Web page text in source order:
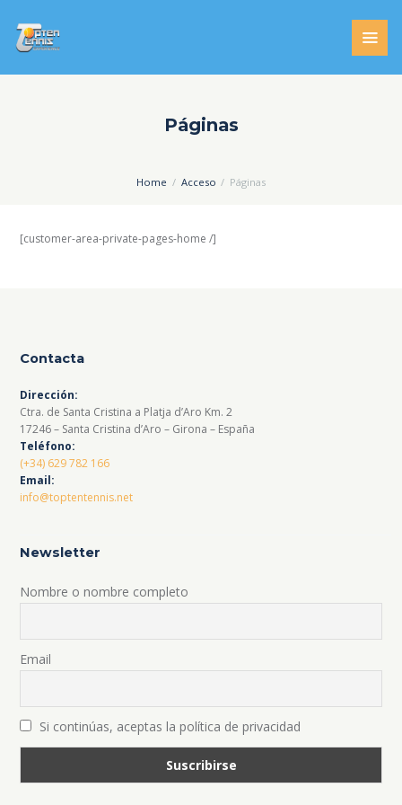
Páginas
Home Acceso Páginas
[customer-area-private-pages-home /]
Contacta
Dirección:
Ctra. de Santa Cristina a Platja d’Aro Km. 2
17246 – Santa Cristina d’Aro – Girona – España
Teléfono:
(+34) 629 782 166
Email:
info@toptentennis.net
Newsletter
Nombre o nombre completo
Email
Si continúas, aceptas la política de privacidad